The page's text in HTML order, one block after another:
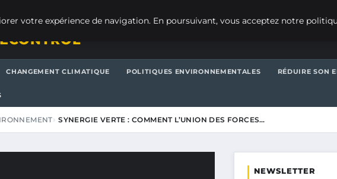
CHANGEMENT CLIMATIQUE POLITIQUES ENVIRONNEMENTALES RÉDUIRE SON
SYNERGIE VERTE : COMMENT L’UNION DES FORCES…
NEWSLETTER
votre expérience de navigation. En poursuivant, vous acceptez notre